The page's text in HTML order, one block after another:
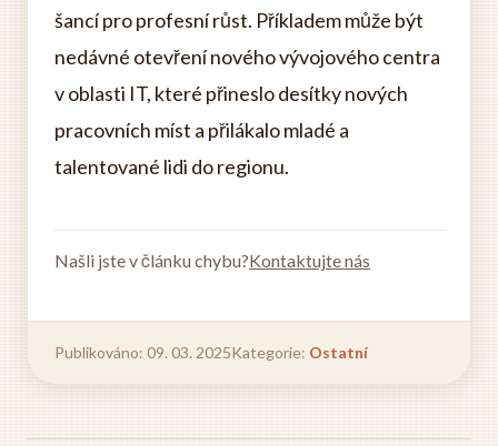
šancí pro profesní růst. Příkladem může být
nedávné otevření nového vývojového centra
v oblasti IT, které přineslo desítky nových
pracovních míst a přilákalo mladé a
talentované lidi do regionu.
Našli jste v článku chybu?Kontaktujte nás
Publikováno: 09. 03. 2025Kategorie: Ostatní